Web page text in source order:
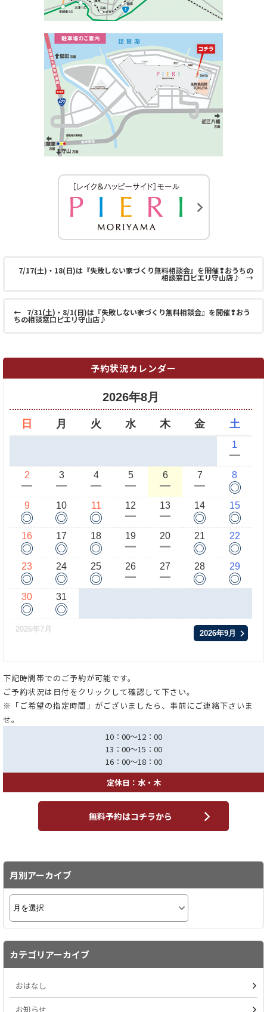
7/17(土)・18(日)は『失敗しない家づくり無料相談会』を開催❢おうちの
相談窓口ピエリ守山店♪ →
← 7/31(土)・8/1(日)は『失敗しない家づくり無料相談会』を開催❢おう
ちの相談窓口ピエリ守山店♪
予約状況カレンダー
2026年8月
日 月 火 水 木 金 土
1
ー
2
ー
3
ー
4
ー
5
ー
6
ー
7
ー
8
◎
9
◎
10
◎
11
◎
12
ー
13
ー
14
◎
15
◎
16
◎
17
◎
18
◎
19
ー
20
ー
21
◎
22
◎
23
◎
24
◎
25
◎
26
ー
27
ー
28
◎
29
◎
30
◎
31
◎
2026年7月 2026年9月
下記時間帯でのご予約が可能です。
ご予約状況は日付をクリックして確認して下さい。
※「ご希望の指定時間」がございましたら、事前にご連絡下さいま
せ。
10：00～12：00
13：00～15：00
16：00～18：00
定休日：水・木
無料予約はコチラから
月別アーカイブ
カテゴリアーカイブ
おはなし
お知らせ